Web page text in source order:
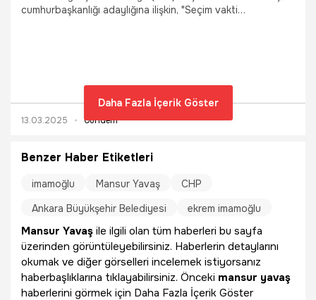
cumhurbaşkanlığı adaylığına ilişkin, "Seçim vakti
13.03.2025 Gündem
Daha Fazla İçerik Göster
Benzer Haber Etiketleri
imamoğlu Mansur Yavaş
CHP
Ankara Büyükşehir Belediyesi
ekrem imamoğlu
Mansur Yavaş ile ilgili olan tüm haberleri bu sayfa
üzerinden görüntüleyebilirsiniz. Haberlerin detaylarını
okumak ve diğer görselleri incelemek istiyorsanız
haberbaşlıklarına tıklayabilirsiniz. Önceki mansur yavaş
haberlerini görmek için Daha Fazla İçerik Göster